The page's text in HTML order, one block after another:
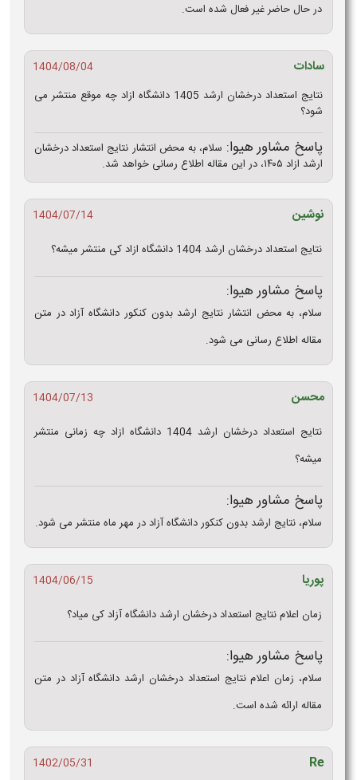
در حال حاضر غیر فعال شده است.
سادات
1404/08/04
نتایج استعداد درخشان ارشد 1405 دانشگاه ازاد چه موقع منتشر می
شود؟
پاسخ مشاور هیوا: سلام، به محض انتشار نتایج استعداد درخشان
ارشد ازاد ۱۴۰۵، در این مقاله اطلاع رسانی خواهد شد.
نوشین
1404/07/14
نتایج استعداد درخشان ارشد 1404 دانشگاه ازاد کی منتشر میشه؟
پاسخ مشاور هیوا:
سلام، به محض انتشار نتایج ارشد بدون کنکور دانشگاه آزاد در متن
مقاله اطلاع رسانی می شود.
محسن
1404/07/13
نتایج استعداد درخشان ارشد 1404 دانشگاه ازاد چه زمانی منتشر
میشه؟
پاسخ مشاور هیوا:
سلام، نتایج ارشد بدون کنکور دانشگاه آزاد در مهر ماه منتشر می شود.
پوریا
1404/06/15
زمان اعلام نتایج استعداد درخشان ارشد دانشگاه آزاد کی میاد؟
پاسخ مشاور هیوا:
سلام، زمان اعلام نتایج استعداد درخشان ارشد دانشگاه آزاد در متن
مقاله ارائه شده است.
Re
1402/05/31